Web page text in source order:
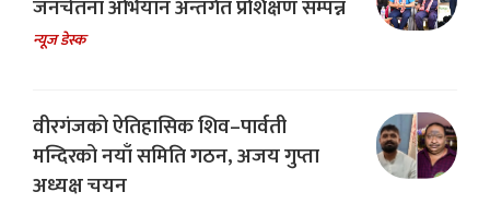
जनचेतना अभियान अन्तर्गत प्रशिक्षण सम्पन्न
न्यूज डेस्क
वीरगंजको ऐतिहासिक शिव–पार्वती
मन्दिरको नयाँ समिति गठन, अजय गुप्ता
अध्यक्ष चयन